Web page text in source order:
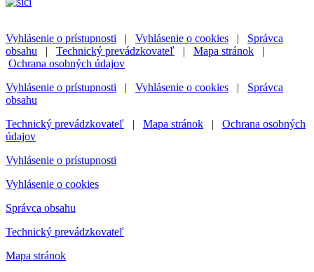
Vyhlásenie o prístupnosti | Vyhlásenie o cookies | Správca
obsahu | Technický prevádzkovateľ | Mapa stránok |
Ochrana osobných údajov
Vyhlásenie o prístupnosti | Vyhlásenie o cookies | Správca
obsahu
Technický prevádzkovateľ | Mapa stránok | Ochrana osobných
údajov
Vyhlásenie o prístupnosti
Vyhlásenie o cookies
Správca obsahu
Technický prevádzkovateľ
Mapa stránok